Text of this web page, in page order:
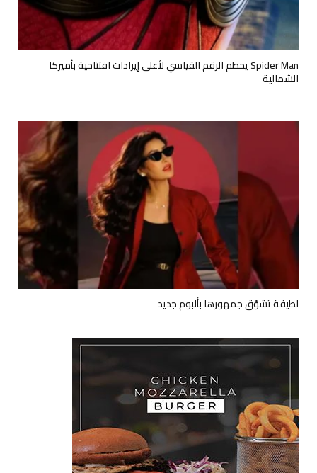
Spider Man يحطم الرقم القياسي لأعلى إيرادات افتتاحية بأميركا
الشمالية
لطيفة تشوّق جمهورها بألبوم جديد